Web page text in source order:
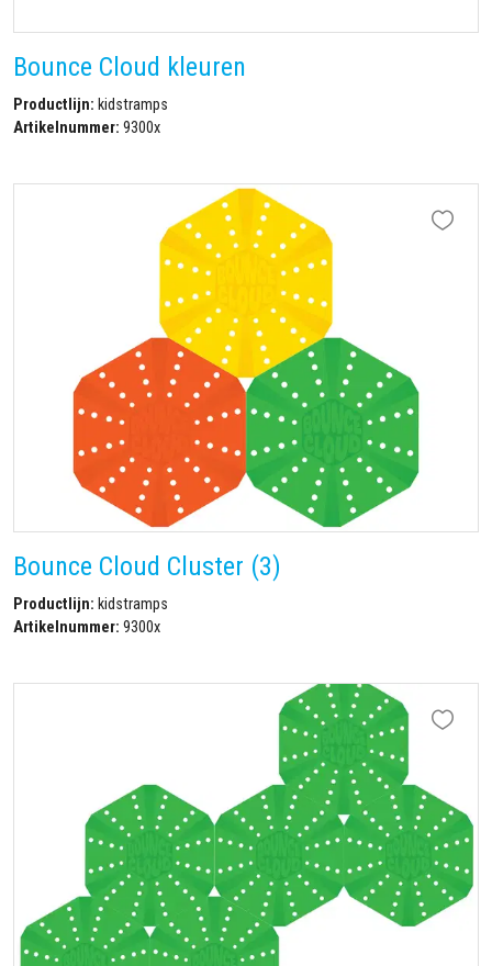
Bounce Cloud kleuren
Productlijn: kidstramps
Artikelnummer: 9300x
Bounce Cloud Cluster (3)
Productlijn: kidstramps
Artikelnummer: 9300x